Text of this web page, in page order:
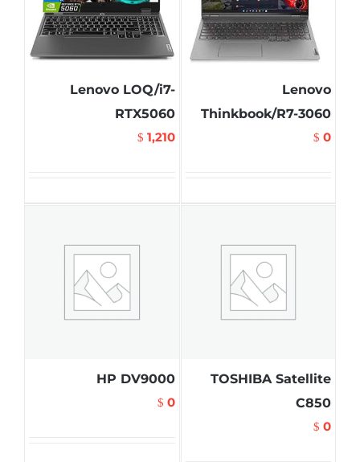
Lenovo
Thinkbook/R7-3060
$ 0
Lenovo LOQ/i7-
RTX5060
$ 1,210
TOSHIBA Satellite
C850
$ 0
HP DV9000
$ 0